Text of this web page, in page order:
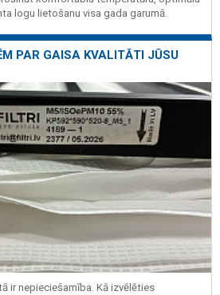
logu lietošanu visa gada garumā.
PAR GAISA KVALITĀTI JŪSU
ir nepieciešamība. Kā izvēlēties